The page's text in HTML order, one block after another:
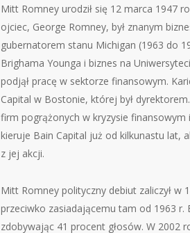
Mitt Romney urodził się 12 marca 1947
ojciec, George Romney, był znanym
gubernatorem stanu Michigan (1963 do
Brighama Younga i biznes na
podjął pracę w sektorze finansowym.
Capital w Bostonie, której był
firm pogrążonych w kryzysie finansowym
kieruje Bain Capital już od kilkunastu lat,
z jej akcji.
Mitt Romney polityczny debiut zaliczył w
przeciwko zasiadającemu tam od 1963 r.
zdobywając 41 procent głosów. W 2002